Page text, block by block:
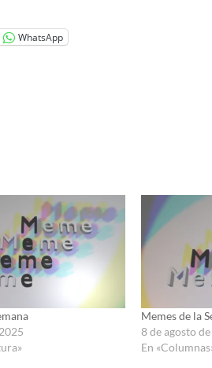
WhatsApp
Memes de la
8 de agosto
En